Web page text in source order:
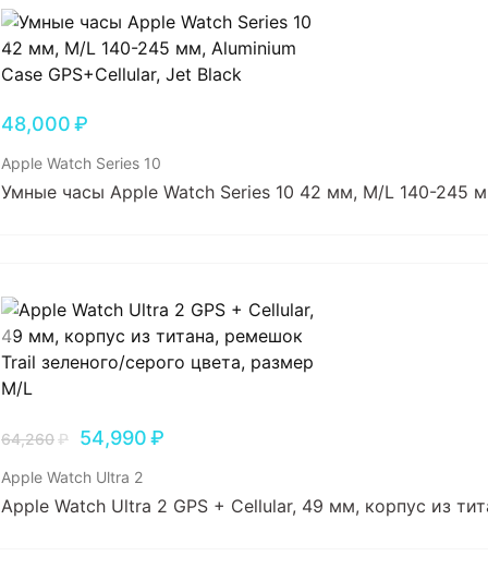
48,000₽
Apple Watch Series 10
Умные часы Apple Watch Series 10 42 мм, M/L 140-245
64,260₽ 54,990₽
Apple Watch Ultra 2
Apple Watch Ultra 2 GPS + Cellular, 49 мм, корпус из